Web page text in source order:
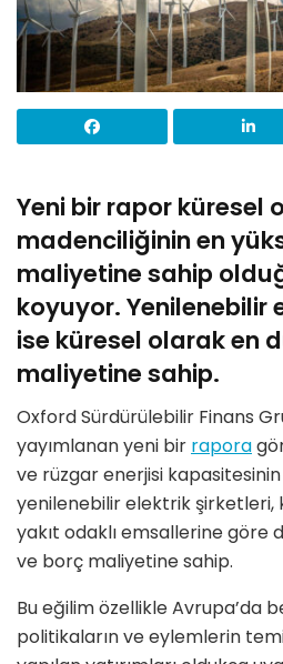
Yeni bir rapor küresel
madenciliğinin en
maliyetine sahip
koyuyor. Yenilenebilir
ise küresel olarak en
maliyetine sahip.
Oxford Sürdürülebilir Finans
yayımlanan yeni bir rapora
ve rüzgar enerjisi
yenilenebilir elektrik şirketleri,
yakıt odaklı emsallerine göre
ve borç maliyetine sahip.
Bu eğilim özellikle Avrupa’da
politikaların ve eylemlerin